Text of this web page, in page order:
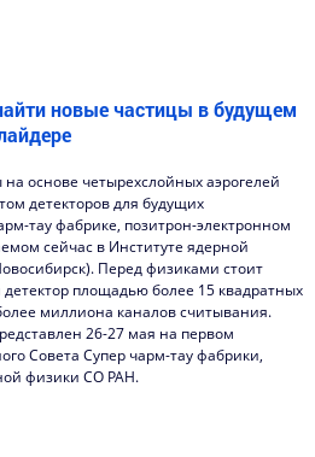
новые частицы в будущем
основе четырехслойных аэрогелей
детекторов для будущих
тау фабрике, позитрон-электронном
сейчас в Институте ядерной
Перед физиками стоит
площадью более 15 квадратных
миллиона каналов считывания.
26-27 мая на первом
Совета Супер чарм-тау фабрики,
физики СО РАН.